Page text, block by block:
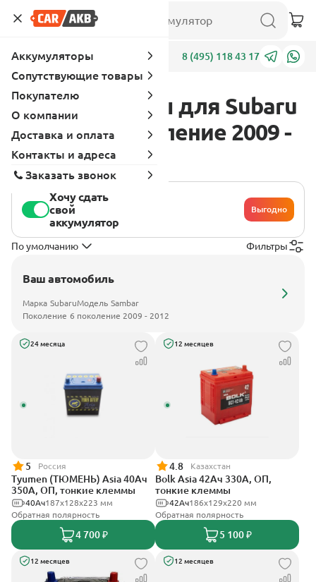
Адреса 8 (495) 118 43 17
Аккумуляторы для Subaru
Sambar 6 поколение 2009 -
2012
Хочу сдать
свой
аккумулятор
Выгодно
По умолчанию Фильтры
Ваш автомобиль
Марка SubaruМодель Sambar
Поколение 6 поколение 2009 - 2012
24 месяца
5 Россия
Tyumen (ТЮМЕНЬ) Asia 40Ач
350А, ОП, тонкие клеммы
187х128х223 мм
40Ач
Обратная полярность
4 700 ₽
12 месяцев
4.8 Казахстан
Bolk Asia 42Ач 330А, ОП,
тонкие клеммы
186х129х220 мм
42Ач
Обратная полярность
5 100 ₽
12 месяцев 12 месяцев
Аккумуляторы
Сопутствующие товары
Покупателю
О компании
Доставка и оплата
Контакты и адреса
Заказать звонок